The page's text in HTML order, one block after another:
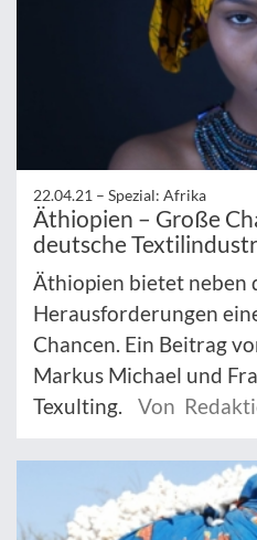
22.04.21 – Spezial: Afrika
Äthiopien – Große
deutsche
Äthiopien bietet neben
Herausforderungen
Chancen. Ein Beitrag
Markus Michael und
Texulting.
Von